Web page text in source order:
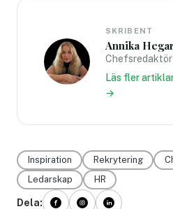
SKRIBENT
Annika
Chefsredaktör
Läs fler
→
Inspiration Rekrytering
Ledarskap
HR
Dela: